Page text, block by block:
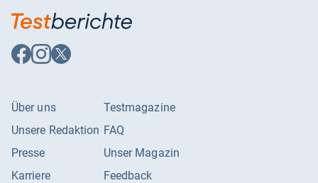
Auf
Facebook
Auf
Instagram
Auf
X
Über uns
Unsere Redaktion
Presse
Karriere
Testmagazine
FAQ
Unser Magazin
Feedback